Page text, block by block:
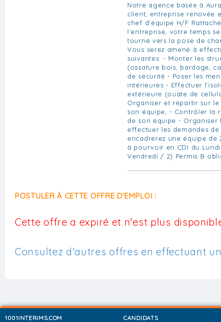
Notre agence basée à
client, entreprise renovée
chef d'équipe H/F
l'entreprise, votre temps
tourné vers la pose de
Vous serez amené à
suivantes: - Monter les
(ossature bois, bardage,
de sécurité - Poser les
intérieures - Effectuer
extérieure (ouate de
Organiser et répartir sur
son équipe, - Contrôler la
de son équipe - Organiser
effectuer les demandes
encadrerez une équipe de
à pourvoir en CDI du
Vendredi / 2) Permis B
POSTULER À CETTE OFFRE D'EMPLOI :
Cette offre a expiré et n'est plus
Consultez d'autres offres en effectuant
1001INTERIMS.COM
CANDIDATS